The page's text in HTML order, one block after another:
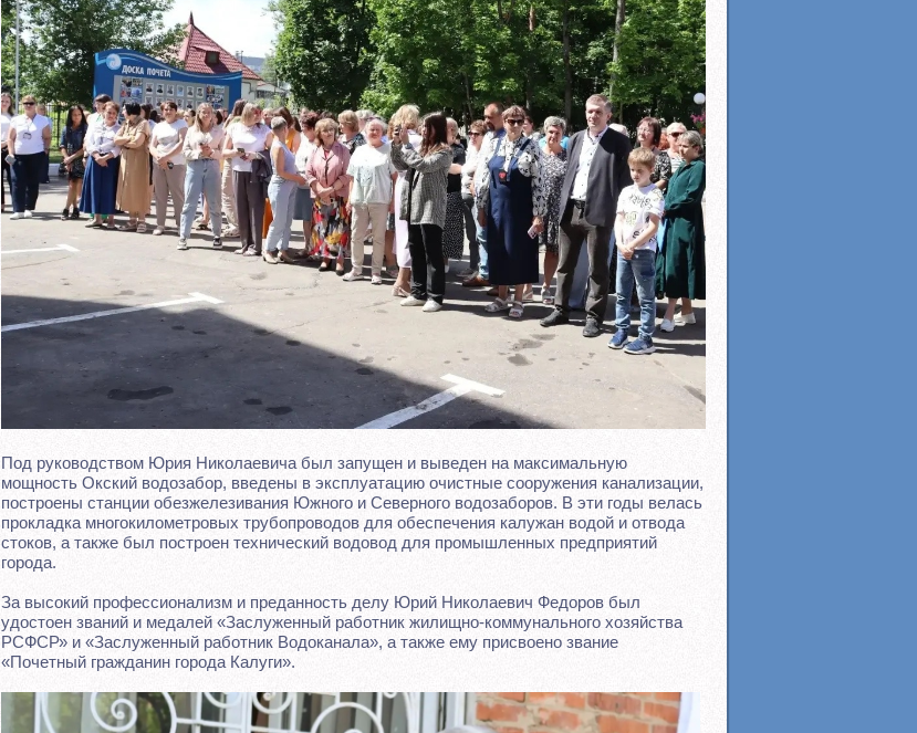
Под руководством Юрия Николаевича был запущен и выведен на максимальную
мощность Окский водозабор, введены в эксплуатацию очистные сооружения канализации,
построены станции обезжелезивания Южного и Северного водозаборов. В эти годы велась
прокладка многокилометровых трубопроводов для обеспечения калужан водой и отвода
стоков, а также был построен технический водовод для промышленных предприятий
города.
За высокий профессионализм и преданность делу Юрий Николаевич Федоров был
удостоен званий и медалей «Заслуженный работник жилищно-коммунального хозяйства
РСФСР» и «Заслуженный работник Водоканала», а также ему присвоено звание
«Почетный гражданин города Калуги».